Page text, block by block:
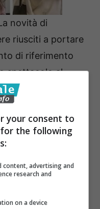
novità di
riusciti a portare
di riferimento
spettacolo al
Parco. L
con
per sabato
presso il
di essere
di caratura
your consent to
the following
content, advertising and
research and
on a device